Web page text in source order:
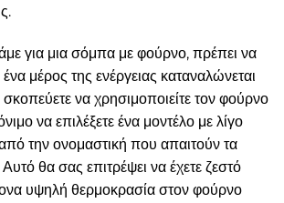
για μια σόμπα με φούρνο, πρέπει να
μέρος της ενέργειας καταναλώνεται
να χρησιμοποιείτε τον φούρνο
να επιλέξετε ένα μοντέλο με λίγο
την ονομαστική που απαιτούν τα
θα σας επιτρέψει να έχετε ζεστό
υψηλή θερμοκρασία στον φούρνο